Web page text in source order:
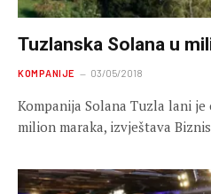
Tuzlanska Solana u
KOMPANIJE 03/05/2018
Kompanija Solana Tuzla lani
milion maraka, izvještava